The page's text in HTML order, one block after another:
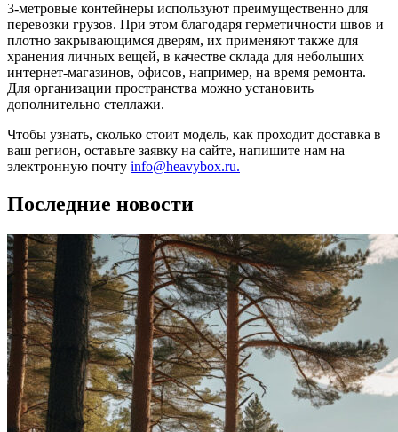
3-метровые контейнеры используют преимущественно для
перевозки грузов. При этом благодаря герметичности швов и
плотно закрывающимся дверям, их применяют также для
хранения личных вещей, в качестве склада для небольших
интернет-магазинов, офисов, например, на время ремонта.
Для организации пространства можно установить
дополнительно стеллажи.
Чтобы узнать, сколько стоит модель, как проходит доставка в
ваш регион, оставьте заявку на сайте, напишите нам на
электронную почту info@heavybox.ru.
Последние новости